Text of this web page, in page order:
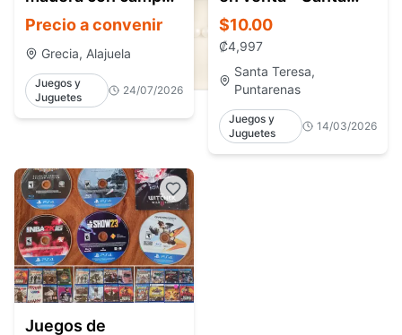
de juego de vidrio
Precio a convenir
Grecia, Alajuela
Juegos y
Juguetes
24/07/2026
Teresa Costa Rica
$10.00
₡4,997
Santa Teresa,
Puntarenas
Juegos y
Juguetes
14/03/2026
Juegos de